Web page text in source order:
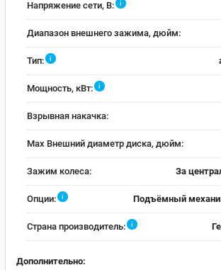
Напряжение сети, В: i
Диапазон внешнего зажима, дюйм:
Тип: i
Мощность, кВт: i
Взрывная накачка:
Max Внешний диаметр диска, дюйм:
Зажим колеса: За
Опции: i Подъёмный
Страна производитель: i
Дополнительно: